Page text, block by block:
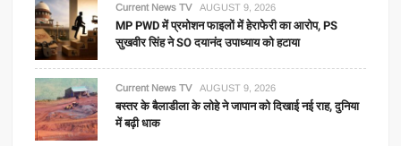
Current News TV AUGUST 9, 2026
MP PWD में प्रमोशन फाइलों में हेराफेरी का आरोप, PS
सुखवीर सिंह ने SO दयानंद उपाध्याय को हटाया
Current News TV AUGUST 9, 2026
बस्तर के बैलाडीला के लोहे ने जापान को दिखाई नई राह, दुनिया
में बढ़ी धाक